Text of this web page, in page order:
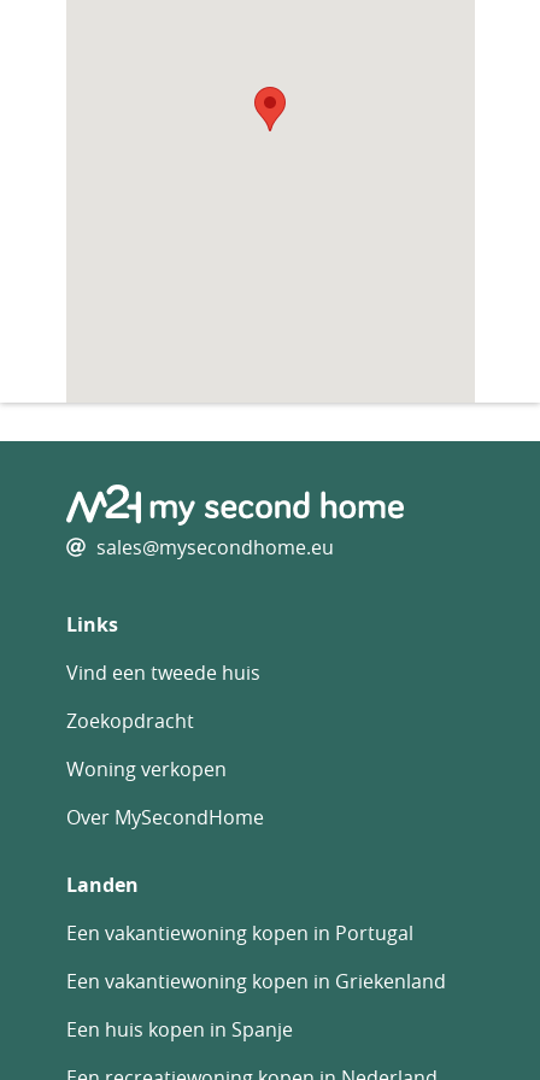
sales@mysecondhome.eu
Links
Vind een tweede huis
Zoekopdracht
Woning verkopen
Over MySecondHome
Landen
Een vakantiewoning kopen in Portugal
Een vakantiewoning kopen in Griekenland
Een huis kopen in Spanje